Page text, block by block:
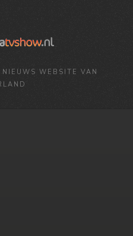
WEBSITE VAN